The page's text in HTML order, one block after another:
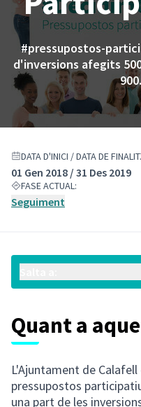
#pressupostos-
d'inversions afegits
DATA D'INICI / DATA DE
01 Gen 2018 / 31 Des 2019
FASE ACTUAL:
Seguiment
Quant a
L'Ajuntament de
pressupostos
una part de les